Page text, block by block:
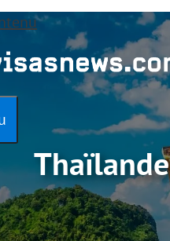
Thaïlande